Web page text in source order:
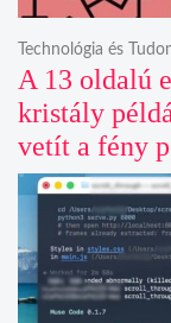
A 13 oldalú
kristály
vetít a fény
Technológia és